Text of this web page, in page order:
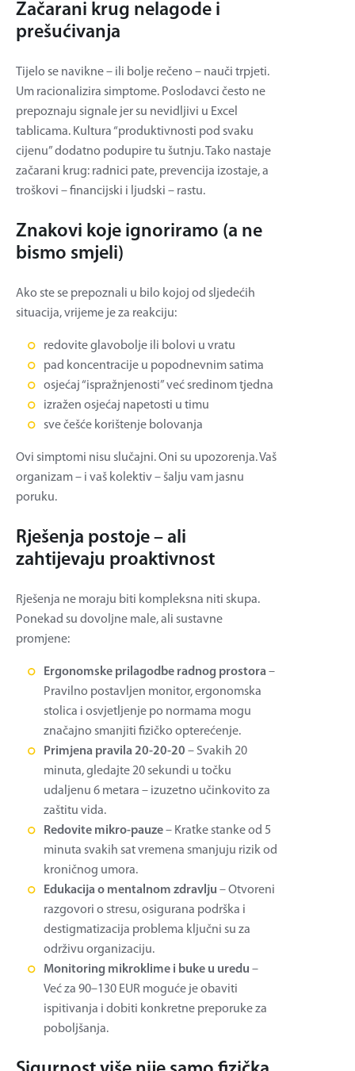
Začarani krug nelagode i
prešućivanja
Tijelo se navikne – ili bolje rečeno – nauči trpjeti.
Um racionalizira simptome. Poslodavci često ne
prepoznaju signale jer su nevidljivi u Excel
tablicama. Kultura “produktivnosti pod svaku
cijenu” dodatno podupire tu šutnju. Tako nastaje
začarani krug: radnici pate, prevencija izostaje, a
troškovi – financijski i ljudski – rastu.
Znakovi koje ignoriramo (a ne
bismo smjeli)
Ako ste se prepoznali u bilo kojoj od sljedećih
situacija, vrijeme je za reakciju:
redovite glavobolje ili bolovi u vratu
pad koncentracije u popodnevnim satima
osjećaj “ispražnjenosti” već sredinom tjedna
izražen osjećaj napetosti u timu
sve češće korištenje bolovanja
Ovi simptomi nisu slučajni. Oni su upozorenja. Vaš
organizam – i vaš kolektiv – šalju vam jasnu
poruku.
Rješenja postoje – ali
zahtijevaju proaktivnost
Rješenja ne moraju biti kompleksna niti skupa.
Ponekad su dovoljne male, ali sustavne
promjene:
Ergonomske prilagodbe radnog prostora–
Pravilno postavljen monitor, ergonomska
stolica i osvjetljenje po normama mogu
značajno smanjiti fizičko opterećenje.
Primjena pravila 20-20-20 – Svakih 20
minuta, gledajte 20 sekundi u točku
udaljenu 6 metara – izuzetno učinkovito za
zaštitu vida​.
Redovite mikro-pauze– Kratke stanke od 5
minuta svakih sat vremena smanjuju rizik od
kroničnog umora.
Edukacija o mentalnom zdravlju – Otvoreni
razgovori o stresu, osigurana podrška i
destigmatizacija problema ključni su za
održivu organizaciju.
Monitoring mikroklime i buke u uredu –
Već za 90–130 EUR moguće je obaviti
ispitivanja i dobiti konkretne preporuke za
poboljšanja​.